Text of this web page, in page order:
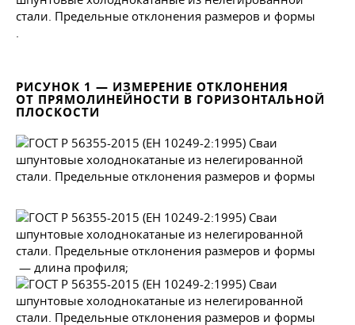
.
РИСУНОК 1 — ИЗМЕРЕНИЕ ОТКЛОНЕНИЯ
ОТ ПРЯМОЛИНЕЙНОСТИ В ГОРИЗОНТАЛЬНОЙ
ПЛОСКОСТИ
— длина профиля;